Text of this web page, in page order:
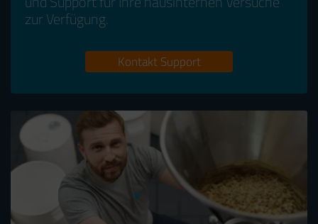
zur Verfügung.
Kontakt Support